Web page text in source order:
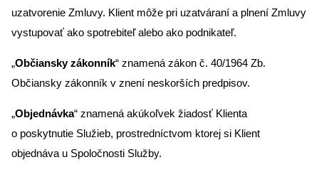
uzatvorenie Zmluvy. Klient môže pri uzatváraní a plnení Zmluvy
vystupovať ako spotrebiteľ alebo ako podnikateľ.
„Občiansky zákonník“ znamená zákon č. 40/1964 Zb.
Občiansky zákonník v znení neskorších predpisov.
„Objednávka“ znamená akúkoľvek žiadosť Klienta
o poskytnutie Služieb, prostredníctvom ktorej si Klient
objednáva u Spoločnosti Služby.